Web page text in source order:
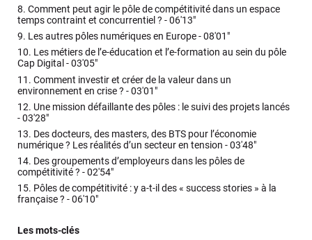
8. Comment peut agir le pôle de compétitivité dans un espace
temps contraint et concurrentiel ? -06'13"
9. Les autres pôles numériques en Europe -08'01"
10. Les métiers de l’e-éducation et l’e-formation au sein du pôle
Cap Digital -03'05"
11. Comment investir et créer de la valeur dans un
environnement en crise ? -03'01"
12. Une mission défaillante des pôles : le suivi des projets lancés
-03'28"
13. Des docteurs, des masters, des BTS pour l’économie
numérique ? Les réalités d’un secteur en tension -03'48"
14. Des groupements d’employeurs dans les pôles de
compétitivité ? -02'54"
15. Pôles de compétitivité : y a-t-il des « success stories » à la
française ? -06'10"
Les mots-clés